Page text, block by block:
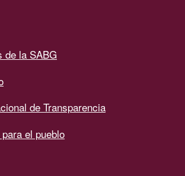
de la SABG
de Transparencia
el pueblo